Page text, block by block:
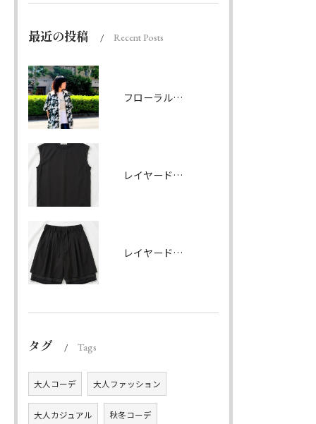
最近の投稿 Recent Posts
フローラルパターンシャツ ダークグリーン
レイヤードノースリーブ ブラック
レイヤードハーフパンツ ブラック
タグ Tags
大人コーデ 大人ファッション
大人カジュアル 秋冬コーデ